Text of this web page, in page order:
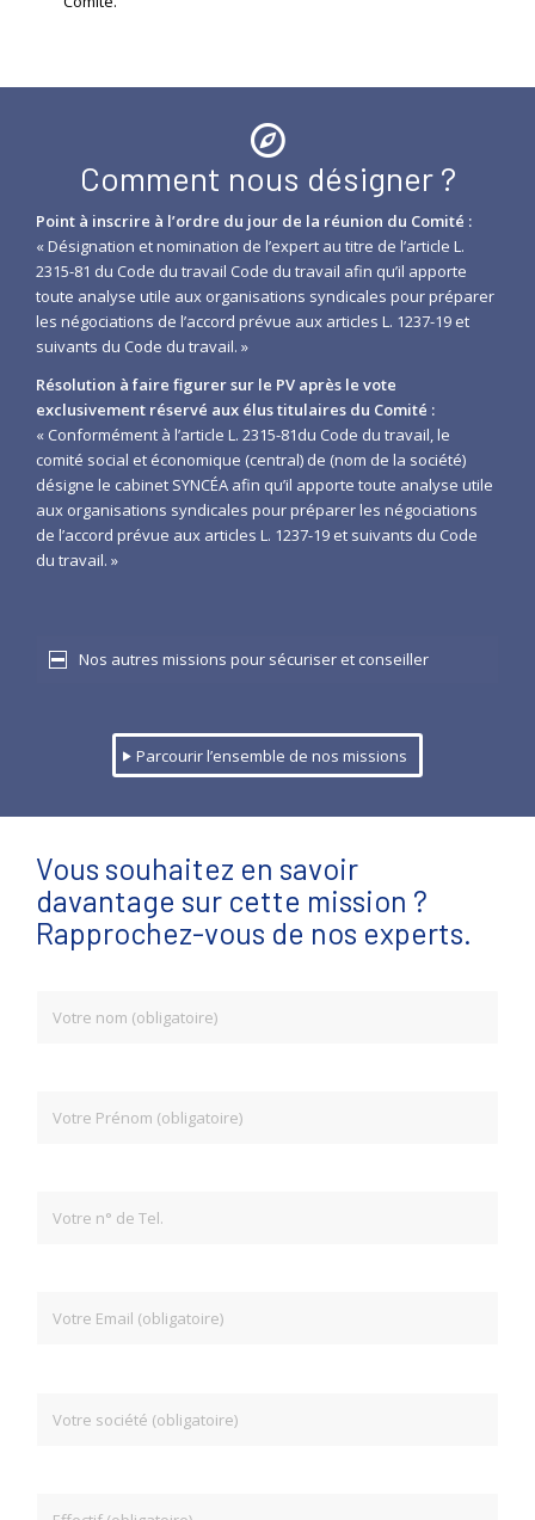
Comment nous désigner ?
Point à inscrire à l’ordre du jour de la réunion du Comité :
« Désignation et nomination de l’expert au titre de l’article L.
2315-81 du Code du travail Code du travail afin qu’il apporte
toute analyse utile aux organisations syndicales pour préparer
les négociations de l’accord prévue aux articles L. 1237-19 et
suivants du Code du travail. »
Résolution à faire figurer sur le PV après le vote
exclusivement réservé aux élus titulaires du Comité :
« Conformément à l’article L. 2315-81du Code du travail, le
comité social et économique (central) de (nom de la société)
désigne le cabinet SYNCÉA afin qu’il apporte toute analyse utile
aux organisations syndicales pour préparer les négociations
de l’accord prévue aux articles L. 1237-19 et suivants du Code
du travail. »
Nos autres missions pour sécuriser et conseiller
Parcourir l’ensemble de nos missions
Vous souhaitez en savoir
davantage sur cette mission ?
Rapprochez-vous de nos experts.